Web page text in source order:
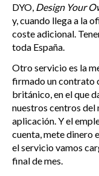
DYO, Design Your
y, cuando llega a la
coste adicional.
toda España.
Otro servicio es la
firmado un contrato
británico, en el que
nuestros centros del
aplicación. Y el
cuenta, mete dinero
el servicio vamos
final de mes.